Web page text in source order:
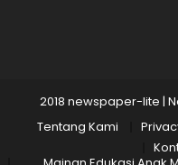
2018 newspaper-lite |
Tentang Kami